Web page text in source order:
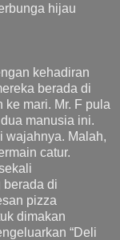
hijau
kehadiran
berada di
ke mari. Mr. F pula
manusia ini.
wajahnya. Malah,
catur.
berada di
pizza
dimakan
“Deli